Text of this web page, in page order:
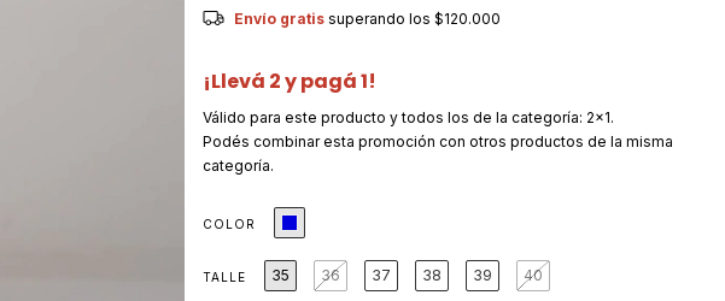
Envío gratis superando los $120.000
¡Llevá 2 y pagá 1!
Válido para este producto y todos los de la categoría: 2x1.
Podés combinar esta promoción con otros productos de la misma
categoría.
COLOR
TALLE 35 36 37 38 39 40